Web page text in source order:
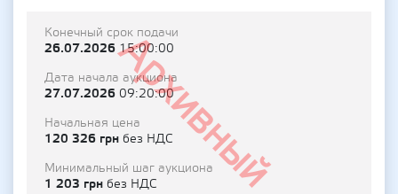
Архивный
Конечный срок подачи
26.07.202615:00:00
Дата начала аукциона
27.07.2026 09:20:00
Начальная цена
120 326 грн без НДС
Минимальный шаг аукциона
1 203 грн без НДС